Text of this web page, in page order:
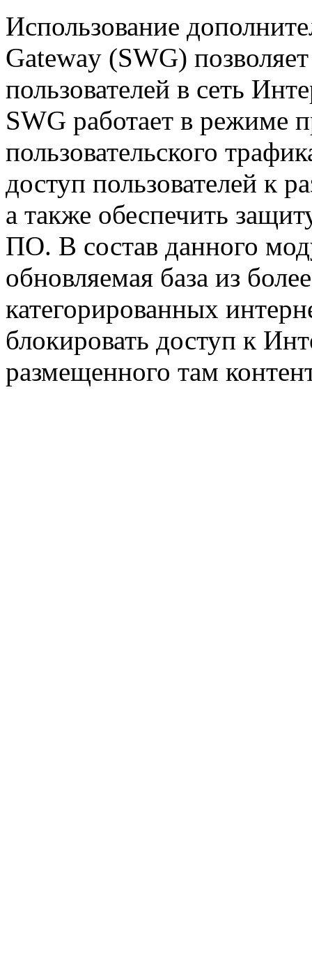
Использование
Gateway (SWG)
пользователей в сеть
SWG работает в режиме
пользовательского
доступ пользователей к
а также обеспечить
ПО. В состав данного
обновляемая база из
категорированных
блокировать доступ к
размещенного там